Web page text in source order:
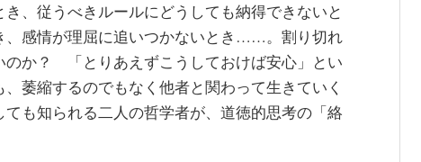
、従うべきルールにどうしても納得できないと
、感情が理屈に追いつかないとき……。割り切れ
のか？ 「とりあえずこうしておけば安心」とい
萎縮するのでもなく他者と関わって生きていく
も知られる二人の哲学者が、道徳的思考の「絡